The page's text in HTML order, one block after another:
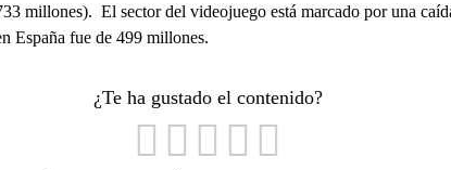
millones). El sector del videojuego está marcado por una
España fue de 499 millones.
¿Te ha gustado el contenido?